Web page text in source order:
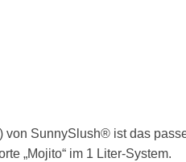
von SunnySlush® ist das
„Mojito“ im 1 Liter-System.